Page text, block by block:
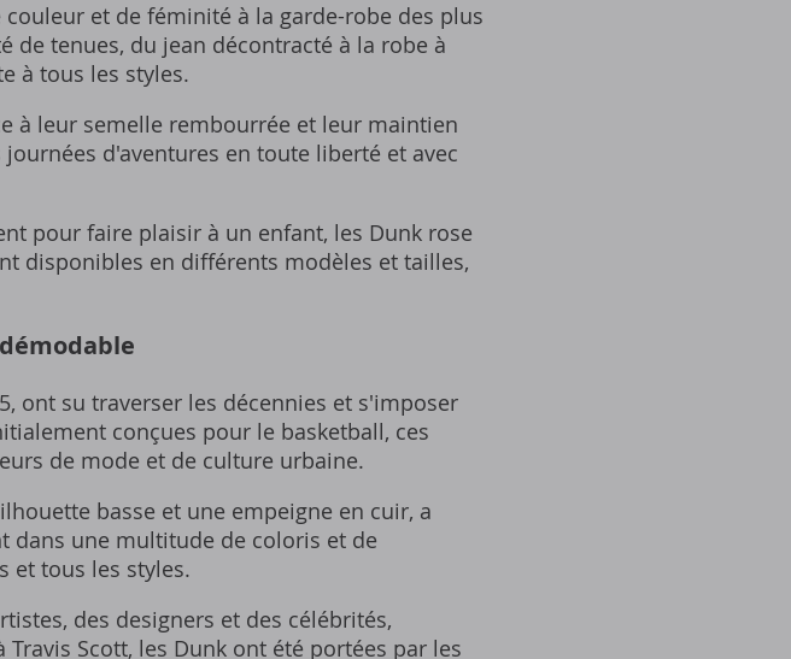
et de féminité à la garde-robe des plus
de tenues, du jean décontracté à la robe à
à tous les styles.
à leur semelle rembourrée et leur maintien
d'aventures en toute liberté et avec
pour faire plaisir à un enfant, les Dunk rose
disponibles en différents modèles et tailles,
ont su traverser les décennies et s'imposer
conçues pour le basketball, ces
de mode et de culture urbaine.
basse et une empeigne en cuir, a
dans une multitude de coloris et de
et tous les styles.
des designers et des célébrités,
Scott, les Dunk ont été portées par les